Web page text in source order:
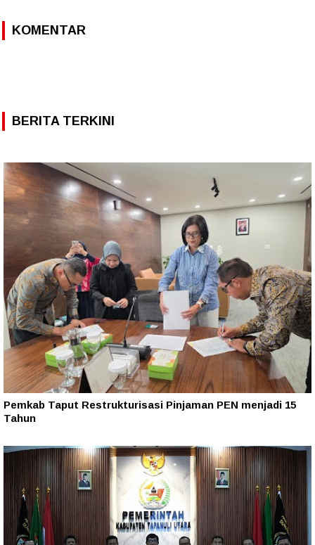
KOMENTAR
BERITA TERKINI
Pemkab Taput Restrukturisasi Pinjaman PEN menjadi 15
Tahun‎